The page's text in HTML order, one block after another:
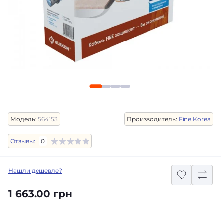
Модель: 564153 Производитель: Fine Korea
Отзывы: 0
Нашли дешевле?
1 663.00 грн